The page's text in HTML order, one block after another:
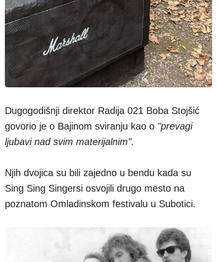
Dugogodišnji direktor Radija 021 Boba Stojšić
govorio je o Bajinom sviranju kao o "prevagi
ljubavi nad svim materijalnim".
Njih dvojica su bili zajedno u bendu kada su
Sing Sing Singersi osvojili drugo mesto na
poznatom Omladinskom festivalu u Subotici.